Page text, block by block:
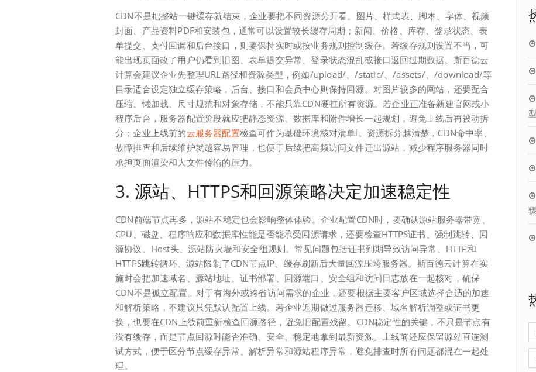
CDN不是把整站一键缓存就结束，企业要把不同资源分开看。图片、样式表、脚本、字体、视频
封面、产品资料PDF和安装包，通常可以设置较长缓存周期；新闻、价格、库存、登录状态、表
单提交、支付回调和后台接口，则要保持实时或按业务规则控制缓存。若缓存规则设置不当，可
能出现页面改了用户仍看到旧图、表单提交异常、登录状态混乱或接口返回过期数据。斯百德云
计算会建议企业先整理URL路径和资源类型，例如/upload/、/static/、/assets/、/download/等
目录适合设定独立缓存策略，后台、接口和会员中心则保持回源。对图片较多的网站，还要配合
压缩、懒加载、尺寸规范和对象存储，不能只靠CDN硬扛所有资源。若企业正准备新建官网或小
程序后台，服务器配置阶段就应把静态资源、数据库和附件增长一起规划，避免上线后再被动拆
分；企业上线前的云服务器配置检查可作为基础环境核对清单l。资源拆分越清楚，CDN命中率、
故障排查和后续维护就越容易管理，也便于后续把高频访问文件迁出源站，减少程序服务器同时
承担页面渲染和大文件传输的压力。
3. 源站、HTTPS和回源策略决定加速稳定性
CDN前端节点再多，源站不稳定也会影响整体体验。企业配置CDN时，要确认源站服务器带宽、
CPU、磁盘、程序响应和数据库性能是否能承受回源请求，还要检查HTTPS证书、强制跳转、回
源协议、Host头、源站防火墙和安全组规则。常见问题包括证书到期导致访问异常、HTTP和
HTTPS跳转循环、源站限制了CDN节点IP、缓存刷新后大量回源压垮服务器。斯百德云计算在实
施时会把加速域名、源站地址、证书部署、回源端口、安全组和访问日志放在一起核对，确保
CDN不是孤立配置。对于有海外或跨省访问需求的企业，还要根据主要客户区域选择合适的加速
和解析策略，不建议只凭默认配置上线。若企业近期做过服务器迁移、域名解析调整或证书更
换，也要在CDN上线前重新检查回源路径，避免旧配置残留。CDN稳定性的关键，不只是节点有
没有缓存，而是节点回源时能否准确、安全、稳定地拿到最新资源。上线前还应保留源站直连测
试方式，便于区分节点缓存异常、解析异常和源站程序异常，避免排查时所有问题都混在一起处
理。
骤